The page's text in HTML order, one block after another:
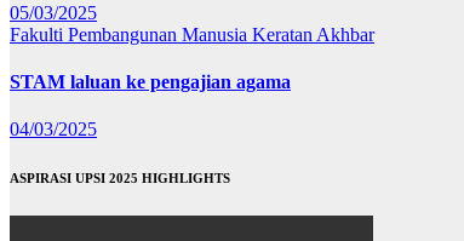
05/03/2025
Fakulti Pembangunan Manusia Keratan Akhbar
STAM laluan ke pengajian agama
04/03/2025
ASPIRASI UPSI 2025 HIGHLIGHTS